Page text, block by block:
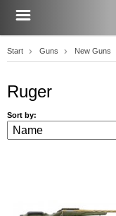
Start Guns New Guns
Ruger
Sort by: